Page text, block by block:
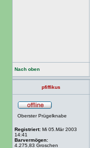
Nach oben
pfiffikus
Oberster Prügelknabe
Registriert: Mi 05.Mär 2003
14:41
Barvermögen:
4.275,83 Groschen